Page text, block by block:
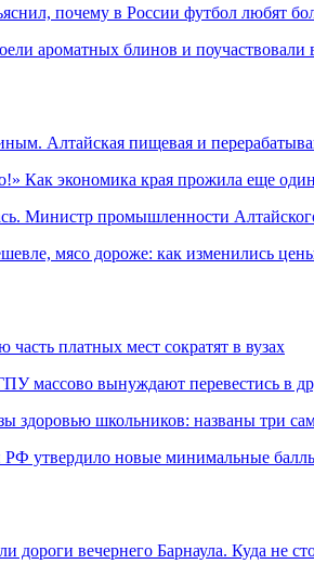
почему в России футбол любят
ароматных блинов и
Алтайская пищевая и
Как экономика края прожила еще
Министр промышленности
мясо дороже: как изменились
платных мест сократят в вузах
массово вынуждают перевестись в
здоровью школьников: названы три
утвердило новые минимальные
дороги вечернего Барнаула. Куда не